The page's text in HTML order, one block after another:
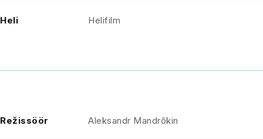
Heli Helifilm
Režissöör Aleksandr Mandrõkin